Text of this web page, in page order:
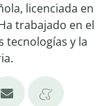
licenciada en
trabajado en el
tecnologías y la